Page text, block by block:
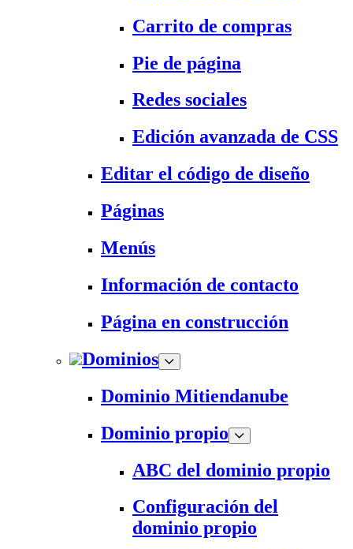
Carrito de compras
Pie de página
Redes sociales
Edición avanzada de CSS
Editar el código de diseño
Páginas
Menús
Información de contacto
Página en construcción
Dominios
Dominio Mitiendanube
Dominio propio
ABC del dominio propio
Configuración del
dominio propio